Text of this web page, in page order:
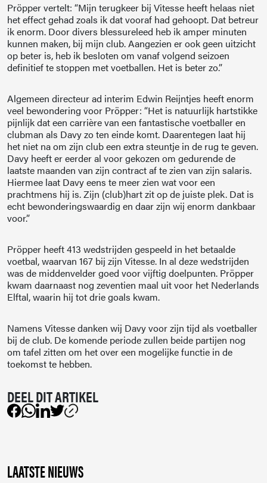
Pröpper vertelt: “Mijn terugkeer bij Vitesse heeft helaas niet
het effect gehad zoals ik dat vooraf had gehoopt. Dat betreur
ik enorm. Door divers blessureleed heb ik amper minuten
kunnen maken, bij mijn club. Aangezien er ook geen uitzicht
op beter is, heb ik besloten om vanaf volgend seizoen
definitief te stoppen met voetballen. Het is beter zo.”
Algemeen directeur ad interim Edwin Reijntjes heeft enorm
veel bewondering voor Pröpper: “Het is natuurlijk hartstikke
pijnlijk dat een carrière van een fantastische voetballer en
clubman als Davy zo ten einde komt. Daarentegen laat hij
het niet na om zijn club een extra steuntje in de rug te geven.
Davy heeft er eerder al voor gekozen om gedurende de
laatste maanden van zijn contract af te zien van zijn salaris.
Hiermee laat Davy eens te meer zien wat voor een
prachtmens hij is. Zijn (club)hart zit op de juiste plek. Dat is
echt bewonderingswaardig en daar zijn wij enorm dankbaar
voor.”
Pröpper heeft 413 wedstrijden gespeeld in het betaalde
voetbal, waarvan 167 bij zijn Vitesse. In al deze wedstrijden
was de middenvelder goed voor vijftig doelpunten. Pröpper
kwam daarnaast nog zeventien maal uit voor het Nederlands
Elftal, waarin hij tot drie goals kwam.
Namens Vitesse danken wij Davy voor zijn tijd als voetballer
bij de club. De komende periode zullen beide partijen nog
om tafel zitten om het over een mogelijke functie in de
toekomst te hebben.
LAATSTE NIEUWS